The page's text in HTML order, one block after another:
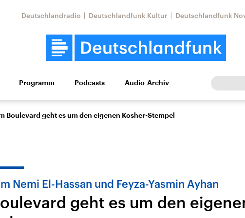
Deutschlandradio Deutschlandfunk Kultur Deutschlandfunk
Wirtschaft Wissen Kultur Europa
USA
Nahostkonflikt
Iran
Aktuelle Lage und
Programm Podcasts Audio-Archiv
Boulevard geht es um den eigenen Kosher-Stempel
Nemi El-Hassan und Feyza-Yasmin Ayhan
geht es um den